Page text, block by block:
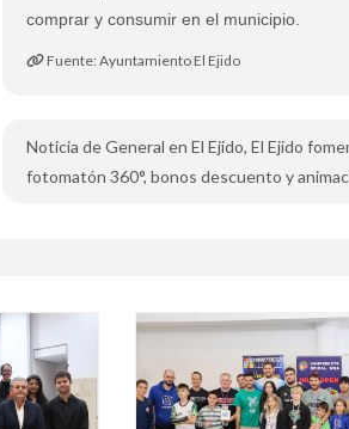
comprar y consumir en el municipio.
Fuente: Ayuntamiento El Ejido
Noticia de General en El Ejido, El Ejido
fotomatón 360°, bonos descuento y